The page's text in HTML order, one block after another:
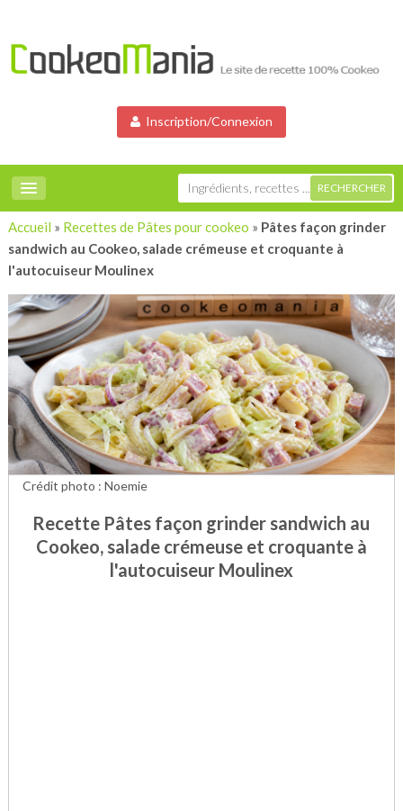
Inscription/Connexion
Accueil » Recettes de Pâtes pour cookeo » Pâtes façon grinder
sandwich au Cookeo, salade crémeuse et croquante à
l'autocuiseur Moulinex
Recette Pâtes façon grinder sandwich au
Cookeo, salade crémeuse et croquante à
l'autocuiseur Moulinex
Crédit photo : Noemie